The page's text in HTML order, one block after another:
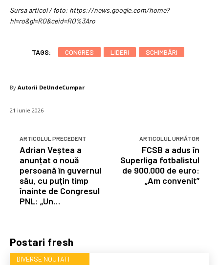
Postari fresh
DIVERSE NOUTATI
Sursa articol / foto: https://news.google.com/home?
hl=ro&gl=RO&ceid=RO%3Aro
TAGS: CONGRES LIDERI SCHIMBĂRI
By Autorii DeUndeCumpar
21 iunie 2026
ARTICOLUL PRECEDENT
Adrian Veștea a
anunțat o nouă
persoană în guvernul
său, cu puțin timp
înainte de Congresul
PNL: „Un…
ARTICOLUL URMĂTOR
FCSB a adus în
Superliga fotbalistul
de 900.000 de euro:
„Am convenit”